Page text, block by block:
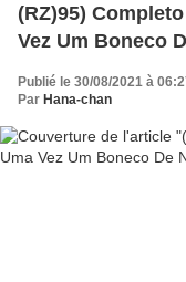
(RZ)95)
Vez Um Boneco
Publié le 30/08/2021 à
Par Hana-chan